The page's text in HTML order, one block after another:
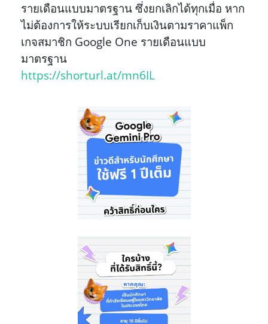
รายเดือนแบบมาตรฐาน ซึ่งยกเลิกได้ทุกเมื่อ หาก
ไม่ต้องการให้ระบบเรียกเก็บเงินตามราคาแพ็ก
เกจสมาชิก Google One รายเดือนแบบ
มาตรฐาน
https://shorturl.at/mn6IL